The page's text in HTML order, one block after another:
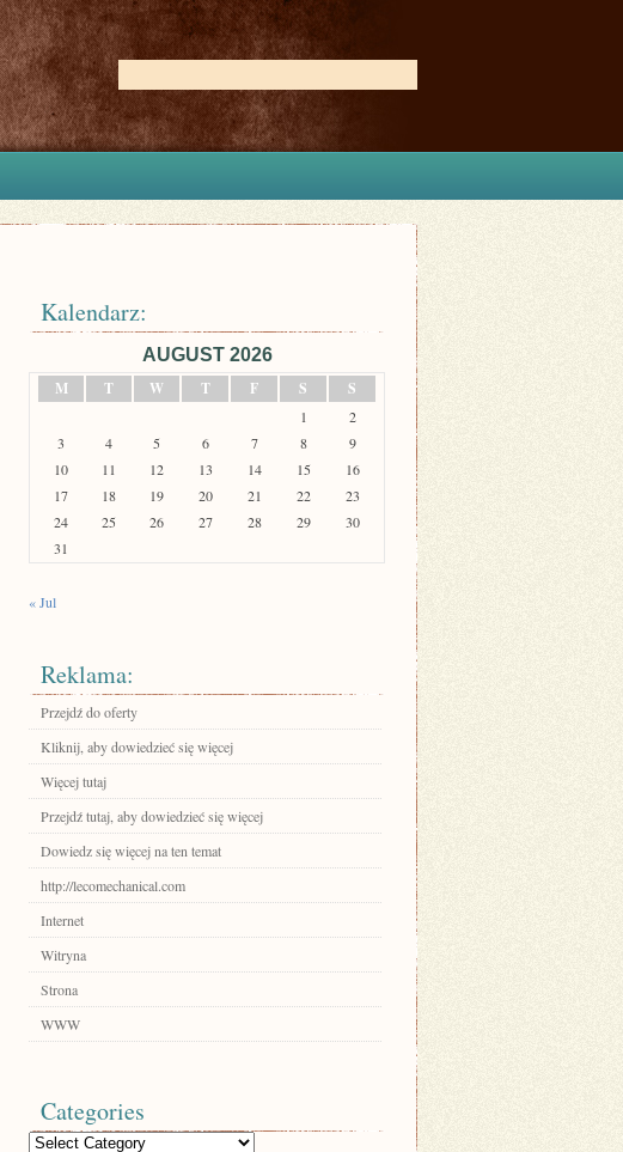
Kalendarz:
AUGUST 2026
M
T W T F S S
1
2
3
4 5 6 7 8
9
10
11 12 13 14 15
16
17
18 19 20 21 22
23
24
25 26 27 28 29
30
31
« Jul
Reklama:
Przejdź do oferty
Kliknij, aby dowiedzieć się więcej
Więcej tutaj
Przejdź tutaj, aby dowiedzieć się więcej
Dowiedz się więcej na ten temat
http://lecomechanical.com
Internet
Witryna
Strona
WWW
Categories
Categories